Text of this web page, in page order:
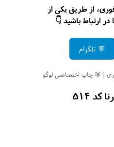
از طریق یکی از
ارتباط باشید 👇
💬 تلگرام
| 🎯 چاپ اختصاصی لوگو
514